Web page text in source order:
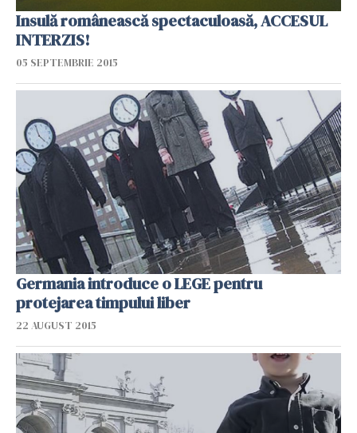
Insulă românească spectaculoasă, ACCESUL
INTERZIS!
05 SEPTEMBRIE 2015
Germania introduce o LEGE pentru
protejarea timpului liber
22 AUGUST 2015